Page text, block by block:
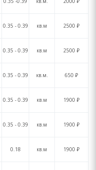
0.35 - 0.39 кв.м 2500 ₽
0.35 - 0.39 кв.м 2500 ₽
0.35 - 0.39 кв.м. 650 ₽
0.35 - 0.39 кв.м 1900 ₽
0.35 - 0.39 кв.м 1900 ₽
0.18 кв.м 1900 ₽